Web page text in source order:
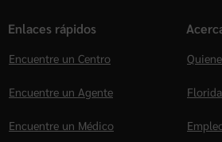
Enlaces rápidos
Encuentre un Centro
Encuentre un Agente
Encuentre un Médico